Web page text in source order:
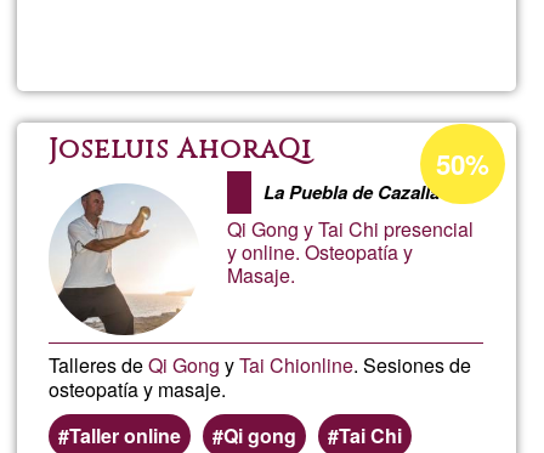
Creer
y
crearte
Joseluis AhoraQi
La Puebla de Cazalla
Qi Gong y Tai Chi presencial
y online. Osteopatía y
Masaje.
Talleres deQi Gong yTai Chionline. Sesiones de
osteopatía y masaje.
Taller online
Qi gong
Tai Chi
Porcentaje
de
aceptación
de
50%